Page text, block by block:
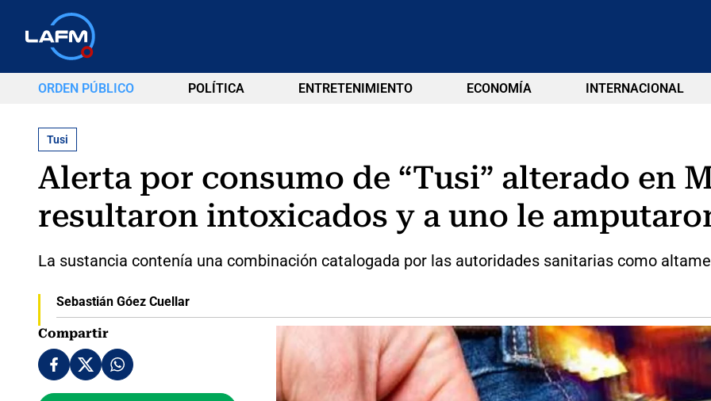
ORDEN PÚBLICO POLÍTICA ENTRETENIMIENTO ECONOMÍA INTERNACIONAL
Tusi
Alerta por consumo de “Tusi” alterado en
resultaron intoxicados y a uno le
La sustancia contenía una combinación catalogada por las autoridades sanitarias como
Sebastián Góez Cuellar
Compartir